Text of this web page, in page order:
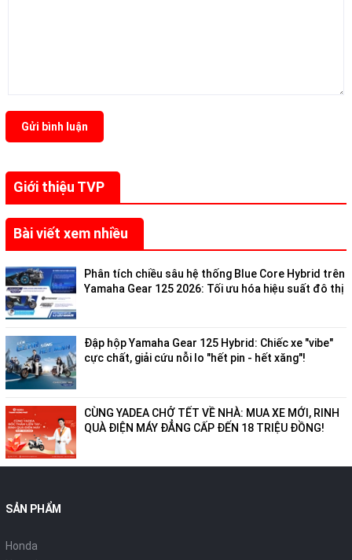
Giới thiệu TVP
Bài viết xem nhiều
Phân tích chiều sâu hệ thống Blue Core Hybrid trên
Yamaha Gear 125 2026: Tối ưu hóa hiệu suất đô thị
Đập hộp Yamaha Gear 125 Hybrid: Chiếc xe "vibe"
cực chất, giải cứu nỗi lo "hết pin - hết xăng"!
CÙNG YADEA CHỞ TẾT VỀ NHÀ: MUA XE MỚI, RINH
QUÀ ĐIỆN MÁY ĐẲNG CẤP ĐẾN 18 TRIỆU ĐỒNG!
Gửi bình luận
SẢN PHẨM
Honda